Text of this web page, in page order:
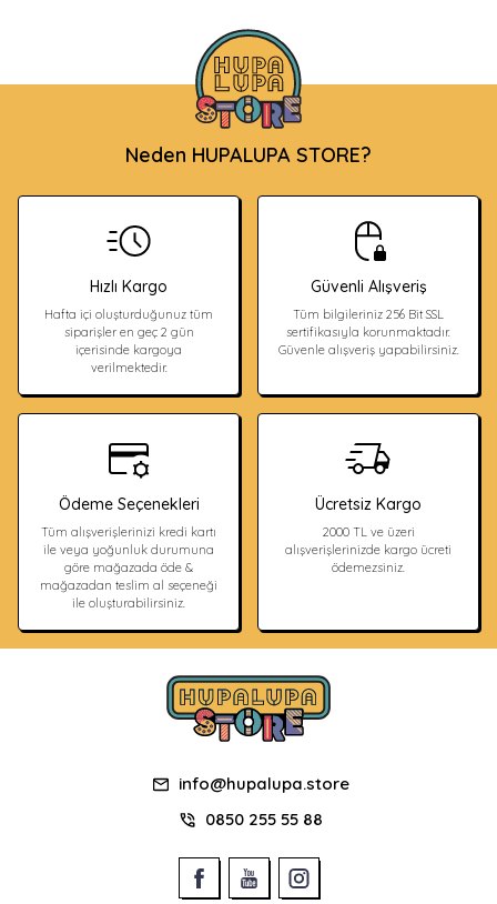
Neden HUPALUPA STORE?
Hızlı Kargo
Hafta içi oluşturduğunuz tüm
siparişler en geç 2 gün
içerisinde kargoya
verilmektedir.
Güvenli Alışveriş
Tüm bilgileriniz 256 Bit SSL
sertifikasıyla korunmaktadır.
Güvenle alışveriş yapabilirsiniz.
Ödeme Seçenekleri
Tüm alışverişlerinizi kredi kartı
ile veya yoğunluk durumuna
göre mağazada öde &
mağazadan teslim al seçeneği
ile oluşturabilirsiniz.
Ücretsiz Kargo
2000 TL ve üzeri
alışverişlerinizde kargo ücreti
ödemezsiniz.
info@hupalupa.store
0850 255 55 88